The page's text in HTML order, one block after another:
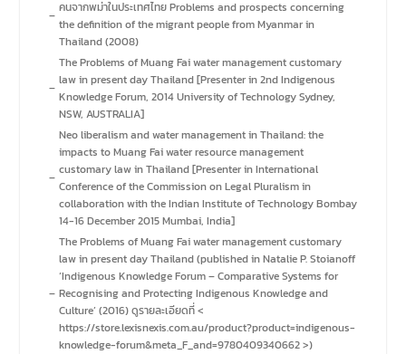
– คนจากพม่าในประเทศไทย Problems and prospects concerning
the definition of the migrant people from Myanmar in
Thailand (2008)
–
The Problems of Muang Fai water management customary
law in present day Thailand [Presenter in 2nd Indigenous
Knowledge Forum, 2014 University of Technology Sydney,
NSW, AUSTRALIA]
–
Neo liberalism and water management in Thailand: the
impacts to Muang Fai water resource management
customary law in Thailand [Presenter in International
Conference of the Commission on Legal Pluralism in
collaboration with the Indian Institute of Technology Bombay
14-16 December 2015 Mumbai, India]
–
The Problems of Muang Fai water management customary
law in present day Thailand (published in Natalie P. Stoianoff
‘Indigenous Knowledge Forum – Comparative Systems for
Recognising and Protecting Indigenous Knowledge and
Culture’ (2016) ดูรายละเอียดที่ <
https://store.lexisnexis.com.au/product?product=indigenous-
knowledge-forum&meta_F_and=9780409340662 >)